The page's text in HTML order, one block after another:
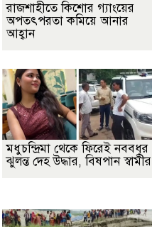
রাজশাহীতে কিশোর গ্যাংয়ের
অপতৎপরতা কমিয়ে আনার
আহ্বান
মধুচন্দ্রিমা থেকে ফিরেই নববধূর
ঝুলন্ত দেহ উদ্ধার, বিষপান স্বামীর